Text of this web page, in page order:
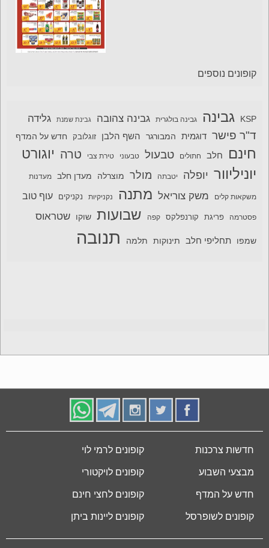
קופונים נוספים
KSP גבינה גבינה בולגרית גבינה צהובה גבינת שמנת גלידה
ד"ר פישר דוגמית המבורגר השף הלבן זוגלובק חדש על המדף
חינם חלב חתולים טבעול טבעוני טירת צבי טרה יוגורט
יוניליוור יופלה יטבתה מולר מוצרלה מעדן חלב מעדנות
משקאות קלים משק צוריאל מתנה נקניקיות נקניקים עוף טוב
פסטרמה פריגת קורנפלקס קפה שבועות שוקו שטראוס
שמפו תחליפי חלב תינוקות תלמה תנובה
חדשות צרכנות
מבצעי השבוע
חדש על המדף
קופונים לשופרסל
קופונים לרמי לוי
קופונים לויקטורי
קופונים לחצי חינם
קופונים ליינות ביתן